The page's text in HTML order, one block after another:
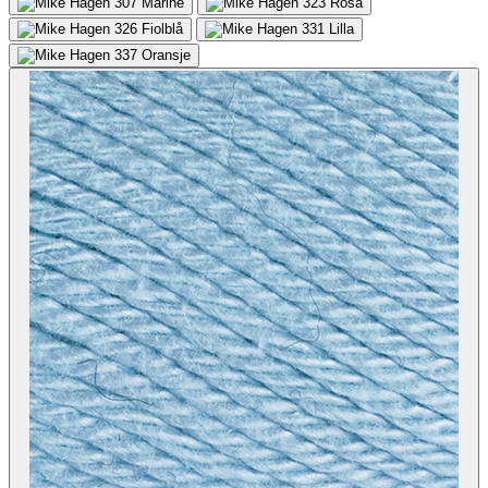
326 Fiolblå 331 Lilla
337 Oransje